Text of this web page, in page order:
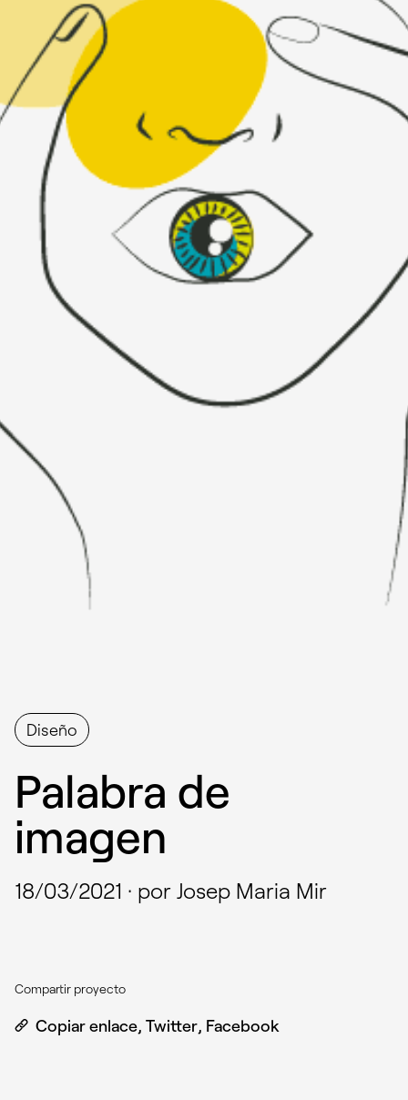
Diseño
Palabra de
imagen
18/03/2021 · por Josep Maria Mir
Compartir proyecto
Copiar enlace, Twitter, Facebook